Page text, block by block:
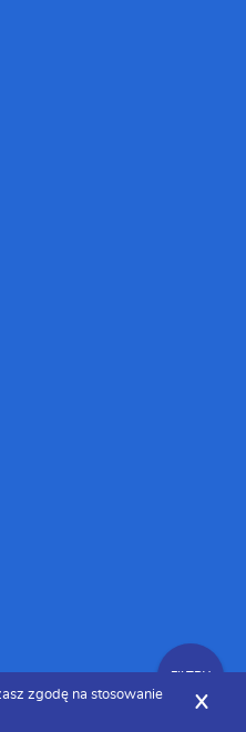
FILTRY
zgodę na stosowanie
X